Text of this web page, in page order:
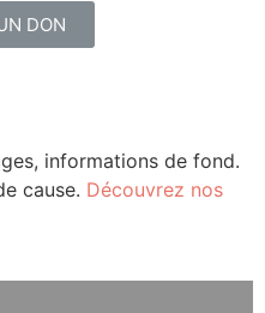
DON
informations de fond.
cause. Découvrez nos